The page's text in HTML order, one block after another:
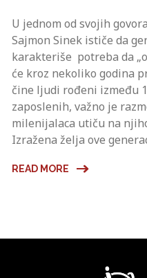
U jednom od svojih
Sajmon Sinek ističe da
karakteriše potreba da
će kroz nekoliko godina
čine ljudi rođeni između
zaposlenih, važno je
milenijalaca utiču na
Izražena želja ove
READ MORE